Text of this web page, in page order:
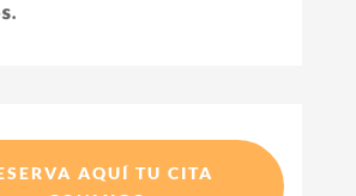
AQUÍ TU CITA